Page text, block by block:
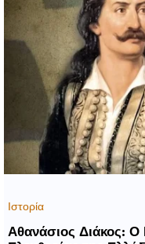
Ιστορία
Αθανάσιος Διάκος: Ο